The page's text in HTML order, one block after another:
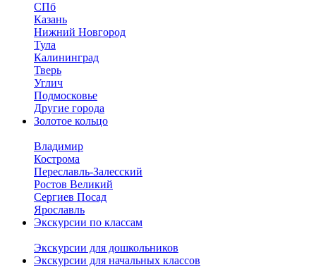
СПб
Казань
Нижний Новгород
Тула
Калининград
Тверь
Углич
Подмосковье
Другие города
Золотое кольцо
Владимир
Кострома
Переславль-Залесский
Ростов Великий
Сергиев Посад
Ярославль
Экскурсии по классам
Экскурсии для дошкольников
Экскурсии для начальных классов